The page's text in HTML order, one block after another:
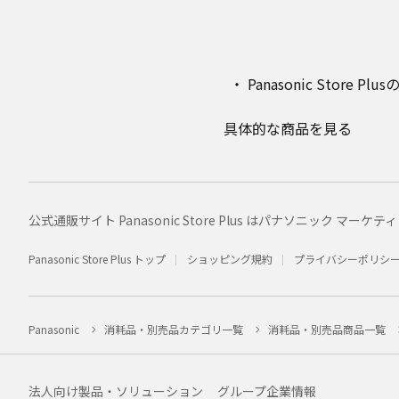
Panasonic Store Plus
具体的な商品を見る
公式通販サイト Panasonic Store Plus はパナソニック マーケテ
Panasonic Store Plus トップ ショッピング規約 プライバシーポリシー
Panasonic 消耗品・別売品カテゴリ一覧 消耗品・別売品商品一覧
法人向け製品・ソリューション グループ企業情報